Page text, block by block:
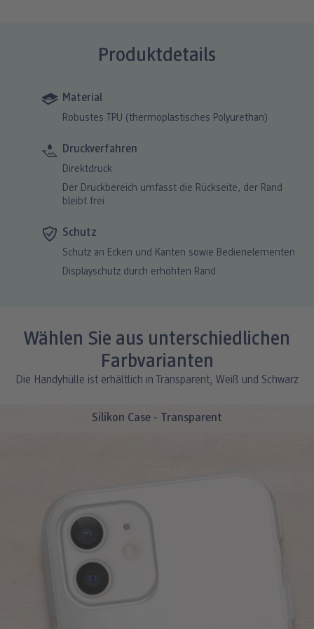
Produktdetails
Material
Robustes TPU (thermoplastisches Polyurethan)
Druckverfahren
Direktdruck
Der Druckbereich umfasst die Rückseite, der Rand
bleibt frei
Schutz
Schutz an Ecken und Kanten sowie Bedienelementen
Displayschutz durch erhöhten Rand
Wählen Sie aus unterschiedlichen
Farbvarianten
Die Handyhülle ist erhältlich in Transparent, Weiß und Schwarz